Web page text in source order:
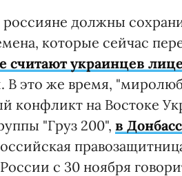
должны
которые сейчас
считают украинцев
это же время,
конфликт на Востоке
"Груз 200", в
с 30 ноября